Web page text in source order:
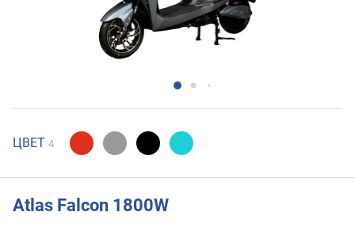
ЦВЕТ 4
Atlas Falcon 1800W